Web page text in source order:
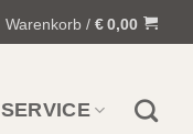
Warenkorb / € 0,00
SERVICE